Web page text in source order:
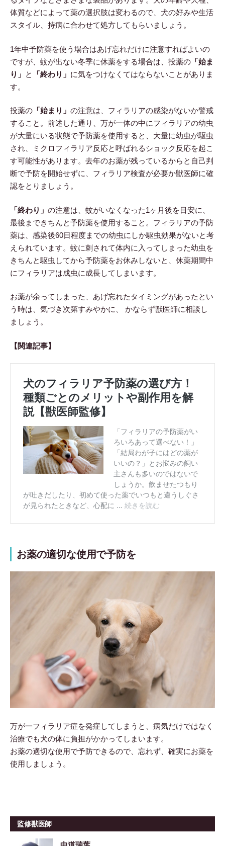
体質などによって薬の選択肢は変わるので、犬の好みや生活
スタイル、持病に合わせて処方してもらいましょう。
1年中予防薬を使う場合はあげ忘れだけに注意すればよいの
ですが、蚊が出ない冬季に休薬をする場合は、投薬の 「始ま
り」 と 「終わり」 に気をつけなくてはならないことがありま
す。
投薬の 「始まり」 の注意は、フィラリアの感染がないか警戒
すること。前述した通り、万が一体の中にフィラリアの幼虫
が大量にいる状態で予防薬を使用すると、大量に幼虫が駆虫
され、ミクロフィラリア反応と呼ばれるショック反応を起こ
す可能性があります。去年のお薬が残っているからと自己判
断で予防を開始せずに、フィラリア検査が必要か獣医師に確
認をとりましょう。
「終わり」 の注意は、蚊がいなくなった1ヶ月後を目安に、
最後まできちんと予防薬を使用すること。フィラリアの予防
薬は、感染後60日程度までの幼虫にしか駆虫効果がないと考
えられています。蚊に刺されて体内に入ってしまった幼虫を
きちんと駆虫してから予防薬をお休みしないと、休薬期間中
にフィラリアは成虫に成長してしまいます。
お薬が余ってしまった、あげ忘れたタイミングがあったとい
う時は、気づき次第すみやかに、 かならず獣医師に相談し
ましょう。
【関連記事】
お薬の適切な使用で予防を
万が一フィラリア症を発症してしまうと、病気だけではなく
治療でも犬の体に負担がかかってしまいます。
お薬の適切な使用で予防できるので、忘れず、確実にお薬を
使用しましょう。
監修獣医師